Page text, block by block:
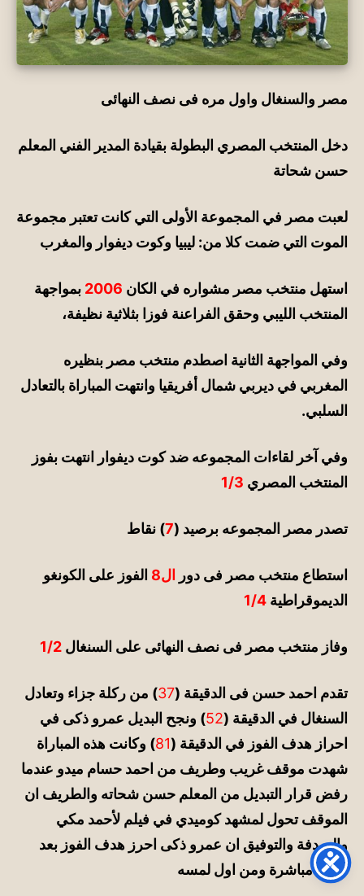
مصر والسنغال واول مره فى نصف النهائى
دخل المنتخب المصري البطولة بقيادة المدير الفني المعلم
حسن شحاتة
لعبت مصر في المجموعة الأولى التي كانت تعتبر مجموعة
الموت التي ضمت كلا من: ليبيا وكوت ديفوار والمغرب
استهل منتخب مصر مشواره في الكان 2006 بمواجهة
المنتخب الليبي وحقق الفراعنة فوزا بثلاثية نظيفة،
وفي المواجهة الثانية اصطدم منتخب مصر بنظيره
المغربي في ديربي شمال أفريقيا وانتهت المباراة بالتعادل
السلبي.
وفي آخر لقاءات المجموعه ضد كوت ديفوار
انتهت بفوز
المنتخب المصري 1/3
تصدر مصر المجموعه برصيد (7) نقاط
استطاع منتخب مصر فى دور ال8
الفوز على الكونغو
الديموقراطية 1/4
وفاز منتخب مصر فى نصف النهائى على السنغال 1/2
تقدم احمد حسن فى الدقيقة (37) من ركلة جزاء وتعادل
السنغال في الدقيقة (52) ونجح البديل عمرو ذكى في
احراز هدف الفوز في الدقيقة (81) وكانت هذه المباراة
شهدت موقف غريب وطريف من احمد حسام ميدو عندما
رفض قرار التبديل من المعلم حسن شحاته والطريف ان
الموقف تحول لمشهد كوميدي في فيلم لأحمد مكي
والصدفة والتوفيق ان عمرو ذكى احرز هدف الفوز بعد
نزوله مباشرة ومن اول لمسه